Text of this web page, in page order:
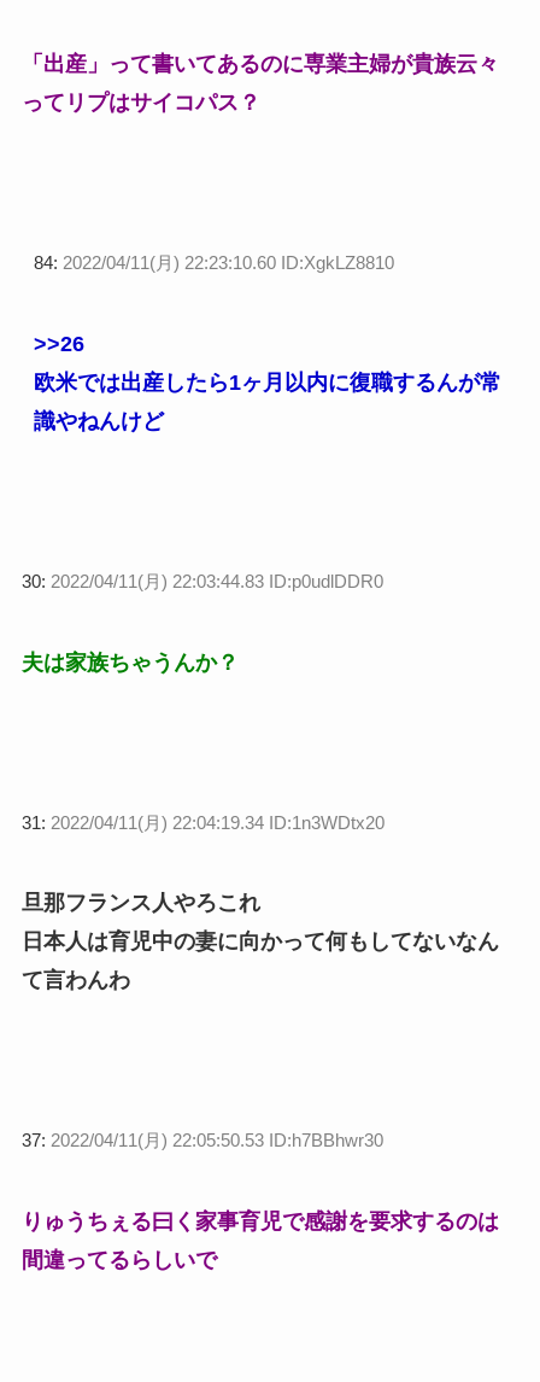
「出産」って書いてあるのに専業主婦が貴族云々
ってリプはサイコパス？
84: 2022/04/11(月) 22:23:10.60 ID:XgkLZ8810
>>26
欧米では出産したら1ヶ月以内に復職するんが常
識やねんけど
30: 2022/04/11(月) 22:03:44.83 ID:p0udlDDR0
夫は家族ちゃうんか？
31: 2022/04/11(月) 22:04:19.34 ID:1n3WDtx20
旦那フランス人やろこれ
日本人は育児中の妻に向かって何もしてないなん
て言わんわ
37: 2022/04/11(月) 22:05:50.53 ID:h7BBhwr30
りゅうちぇる曰く家事育児で感謝を要求するのは
間違ってるらしいで